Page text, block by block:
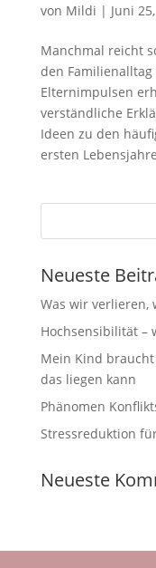
von Mildi | Juni
Manchmal reicht
den
Elternimpulsen
verständliche
Ideen zu den
ersten
Neueste
Was wir verlieren,
Hochsensibilität –
Mein Kind
das liegen kann
Phänomen
Stressreduktion
Neueste